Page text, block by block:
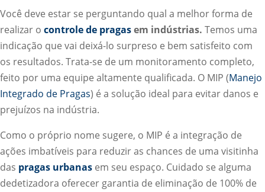
Você deve estar se perguntando qual a melhor forma de
realizar o controle de pragasem indústrias. Temos uma
indicação que vai deixá-lo surpreso e bem satisfeito com
os resultados. Trata-se de um monitoramento completo,
feito por uma equipe altamente qualificada. O MIP (Manejo
Integrado de Pragas) é a solução ideal para evitar danos e
prejuízos na indústria.
Como o próprio nome sugere, o MIP é a integração de
ações imbatíveis para reduzir as chances de uma visitinha
das pragas urbanas em seu espaço. Cuidado se alguma
dedetizadora oferecer garantia de eliminação de 100% de